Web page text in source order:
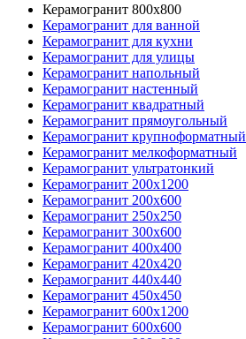
Керамогранит 800х800
Керамогранит для ванной
Керамогранит для кухни
Керамогранит для улицы
Керамогранит напольный
Керамогранит настенный
Керамогранит квадратный
Керамогранит прямоугольный
Керамогранит крупноформатный
Керамогранит мелкоформатный
Керамогранит ультратонкий
Керамогранит 200х1200
Керамогранит 200х600
Керамогранит 250х250
Керамогранит 300х600
Керамогранит 400х400
Керамогранит 420х420
Керамогранит 440х440
Керамогранит 450х450
Керамогранит 600х1200
Керамогранит 600х600